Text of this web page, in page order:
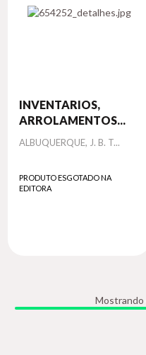
INVENTARIOS,
ARROLAMENTOS...
Autor
ALBUQUERQUE, J. B. T...
PRODUTO ESGOTADO NA
EDITORA
Mostrando